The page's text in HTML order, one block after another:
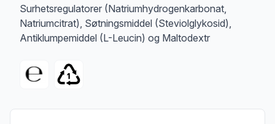
Surhetsregulatorer (Natriumhydrogenkarbonat,
Natriumcitrat), Søtningsmiddel (Steviolglykosid),
Antiklumpemiddel (L-Leucin) og Maltodextr